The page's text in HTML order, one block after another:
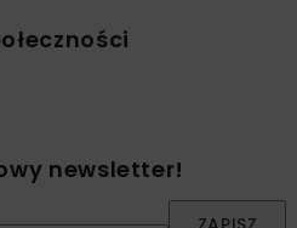
newsletter!